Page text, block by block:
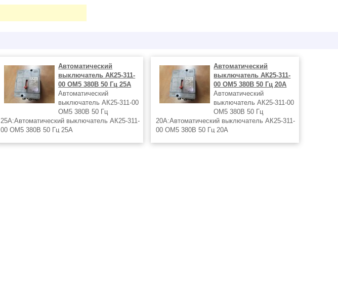
Автоматический
выключатель АК25-311-
00 ОМ5 380В 50 Гц 25А
Автоматический
выключатель АК25-311-00
ОМ5 380В 50 Гц
25А:Автоматический выключатель АК25-311-
00 ОМ5 380В 50 Гц 25А
Автоматический
выключатель АК25-311-
00 ОМ5 380В 50 Гц 20А
Автоматический
выключатель АК25-311-00
ОМ5 380В 50 Гц
20А:Автоматический выключатель АК25-311-
00 ОМ5 380В 50 Гц 20А